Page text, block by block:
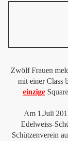
Zwölf Frauen
mit einer Class
einzige
Am 1.Juli
Edelweiss-
Schützenverein